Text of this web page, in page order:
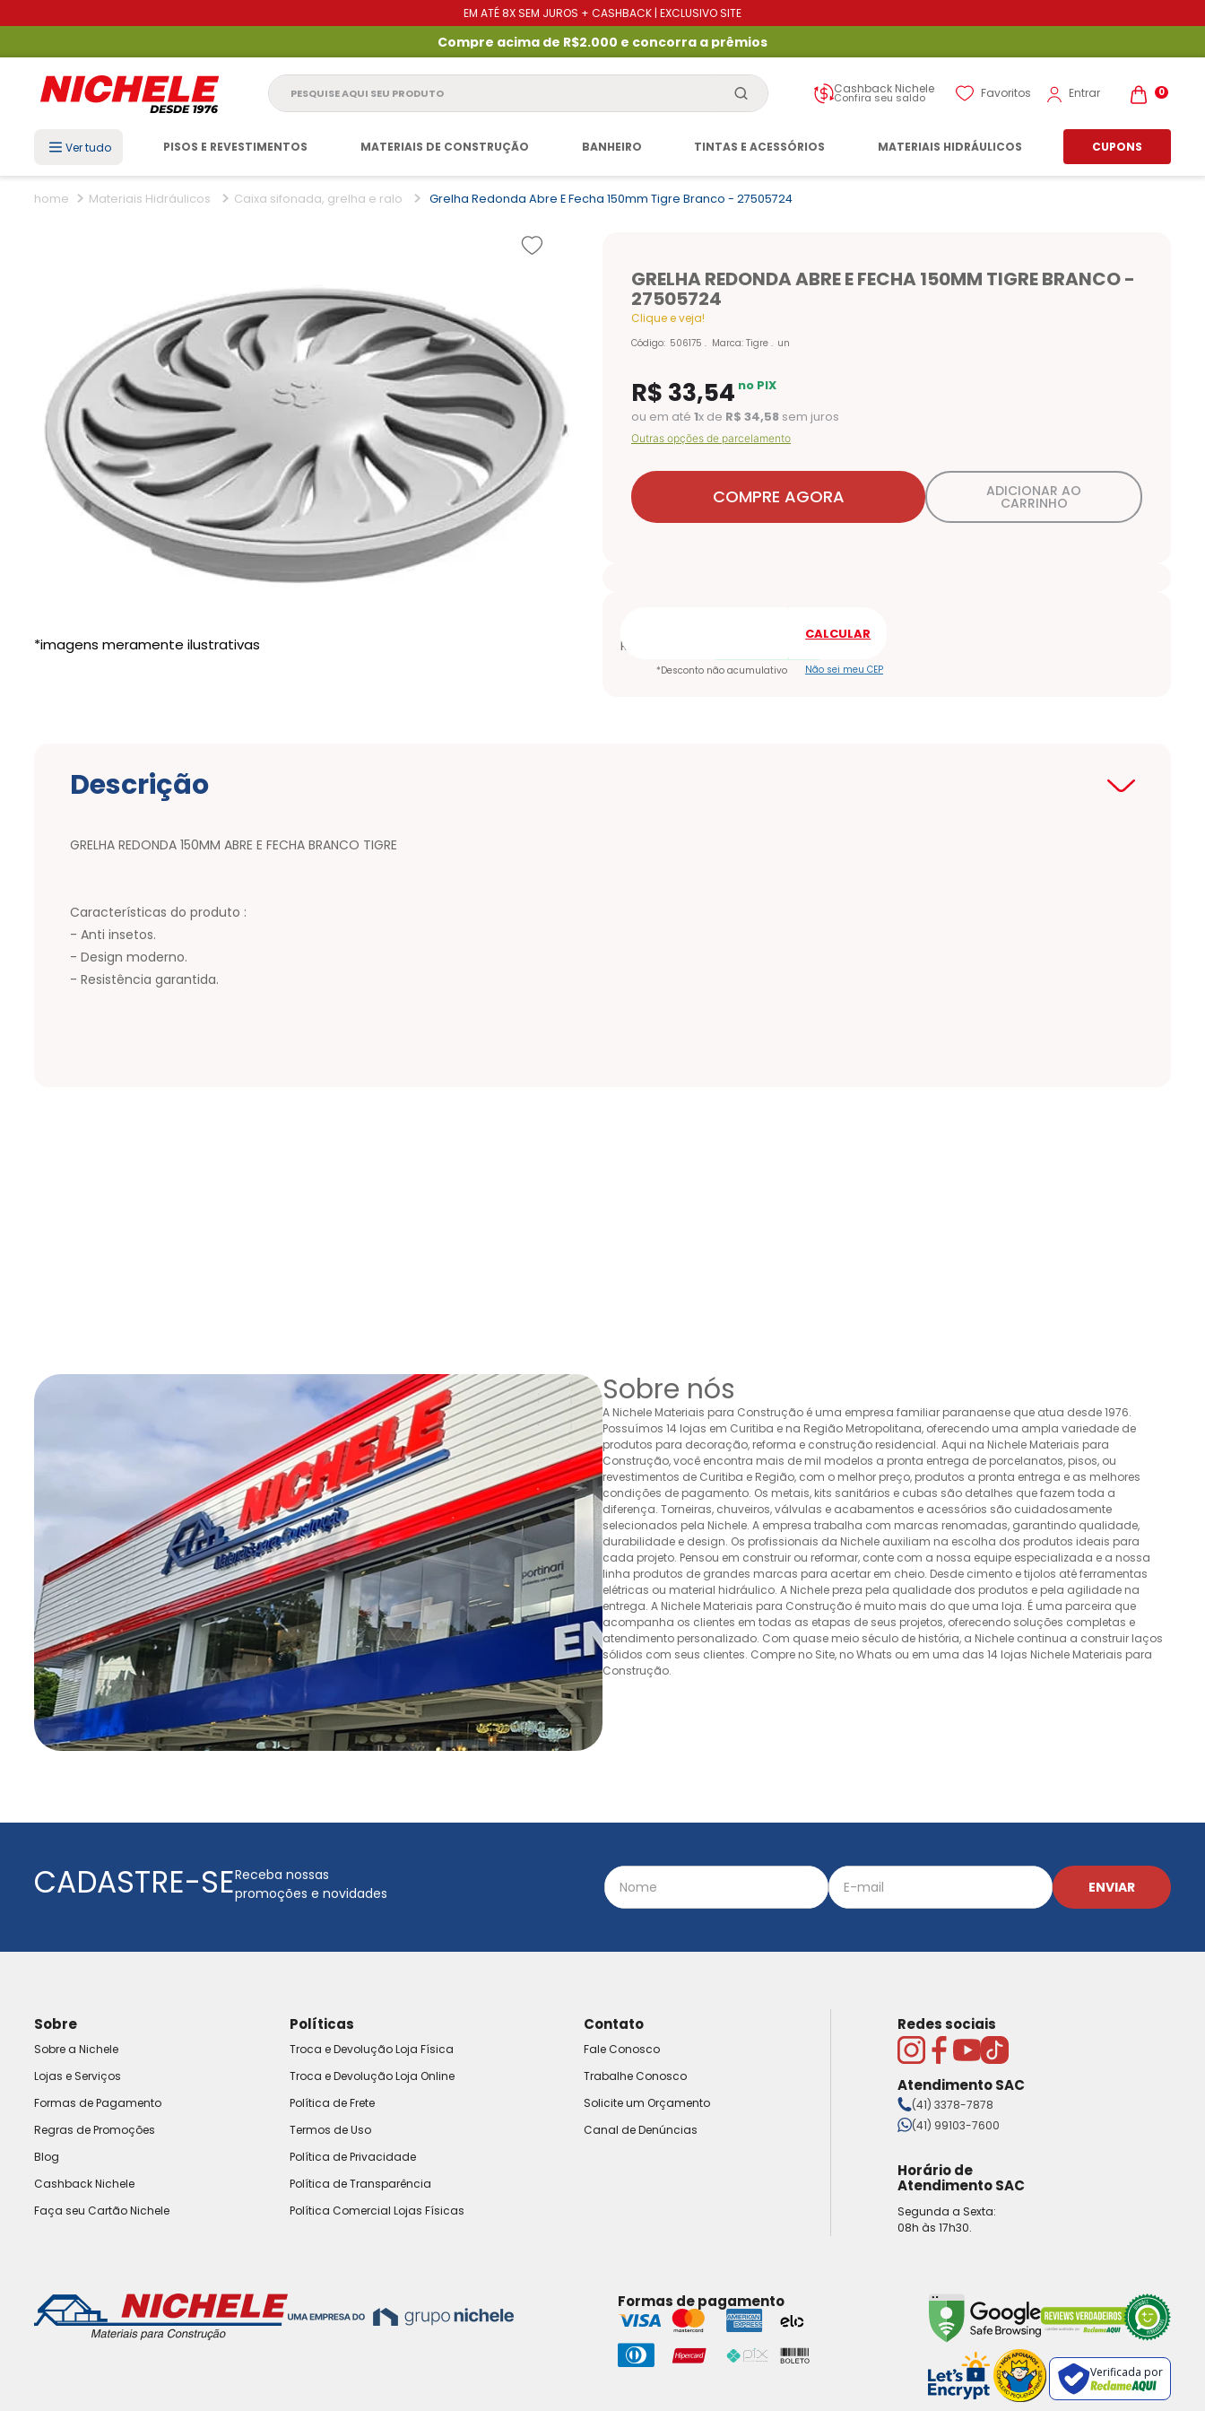
EM ATÉ 8X SEM JUROS + CASHBACK | EXCLUSIVO SITE
Compre acima de R$2.000 e concorra a prêmios
Pesquise aqui seu produto Cashback Nichele
Confira seu saldo Favoritos Entrar 0
Ver tudo PISOS E REVESTIMENTOS MATERIAIS DE CONSTRUÇÃO BANHEIRO TINTAS E ACESSÓRIOS MATERIAIS HIDRÁULICOS CUPONS
Materiais Hidráulicos Caixa sifonada, grelha e ralo Grelha Redonda Abre E Fecha 150mm Tigre Branco - 27505724
GRELHA REDONDA ABRE E FECHA 150MM TIGRE BRANCO -
27505724
Clique e veja!
Código: 506175 Marca: Tigre un
R$ 33,54 no PIX
ou em até 1x de R$ 34,58 sem juros
Outras opções de parcelamento
COMPRE AGORA ADICIONAR AO
CARRINHO
Não sei meu CEP
Descrição
GRELHA REDONDA 150MM ABRE E FECHA BRANCO TIGRE
Características do produto :
- Anti insetos.
- Design moderno.
- Resistência garantida.
Sobre nós
A Nichele Materiais para Construção é uma empresa familiar paranaense que atua desde 1976.
Possuímos 14 lojas em Curitiba e na Região Metropolitana, oferecendo uma ampla variedade de
produtos para decoração, reforma e construção residencial. Aqui na Nichele Materiais para
Construção, você encontra mais de mil modelos a pronta entrega de porcelanatos, pisos, ou
revestimentos de Curitiba e Região, com o melhor preço, produtos a pronta entrega e as melhores
condições de pagamento. Os metais, kits sanitários e cubas são detalhes que fazem toda a
diferença. Torneiras, chuveiros, válvulas e acabamentos e acessórios são cuidadosamente
selecionados pela Nichele. A empresa trabalha com marcas renomadas, garantindo qualidade,
durabilidade e design. Os profissionais da Nichele auxiliam na escolha dos produtos ideais para
cada projeto. Pensou em construir ou reformar, conte com a nossa equipe especializada e a nossa
linha produtos de grandes marcas para acertar em cheio. Desde cimento e tijolos até ferramentas
elétricas ou material hidráulico. A Nichele preza pela qualidade dos produtos e pela agilidade na
entrega. A Nichele Materiais para Construção é muito mais do que uma loja. É uma parceira que
acompanha os clientes em todas as etapas de seus projetos, oferecendo soluções completas e
atendimento personalizado. Com quase meio século de história, a Nichele continua a construir laços
sólidos com seus clientes. Compre no Site, no Whats ou em uma das 14 lojas Nichele Materiais para
Construção.
CADASTRE-SEReceba nossas
promoções e novidades
ENVIAR
Sobre
Sobre a Nichele
Lojas e Serviços
Formas de Pagamento
Regras de Promoções
Blog
Cashback Nichele
Faça seu Cartão Nichele
Políticas
Troca e Devolução Loja Física
Troca e Devolução Loja Online
Política de Frete
Termos de Uso
Política de Privacidade
Política de Transparência
Política Comercial Lojas Físicas
Contato
Fale Conosco
Trabalhe Conosco
Solicite um Orçamento
Canal de Denúncias
Redes sociais
Atendimento SAC
(41) 3378-7878
(41) 99103-7600
Horário de
Atendimento SAC
Segunda a Sexta:
08h às 17h30.
Formas de pagamento
Verificada por